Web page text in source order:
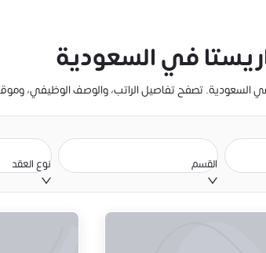
في السعودية
القسم نوع العقد